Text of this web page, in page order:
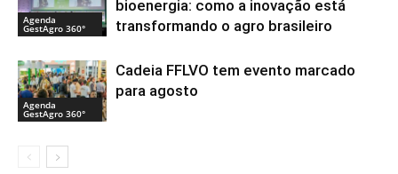
Agenda
GestAgro 360°
bioenergia: como a inovação está
transformando o agro brasileiro
Agenda
GestAgro 360°
Cadeia FFLVO tem evento marcado
para agosto